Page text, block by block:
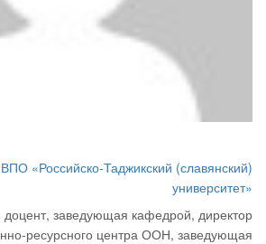
«Российско-Таджикский (славянский)
университет»
доцент, заведующая кафедрой, директор
ресурсного центра ООН, заведующая